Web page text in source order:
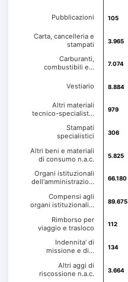
105
105
3.965
3.965
7.074
7.074
8.884
8.884
979
979
306
306
5.825
5.825
66.180
66.180
89.675
89.675
112
112
134
134
3.664
3.664
Pubblicazioni
Carta, cancelleria e
stampati
Carburanti,
combustibili e…
Vestiario
Altri materiali
tecnico-specialist…
Stampati
specialistici
Altri beni e materiali
di consumo n.a.c.
Organi istituzionali
dell'amministrazio…
Compensi agli
organi istituzionali…
Rimborso per
viaggio e trasloco
Indennita' di
missione e di…
Altri aggi di
riscossione n.a.c.